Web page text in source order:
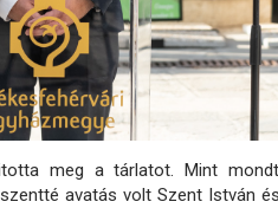
meg a tárlatot. Mint
avatás volt Szent István